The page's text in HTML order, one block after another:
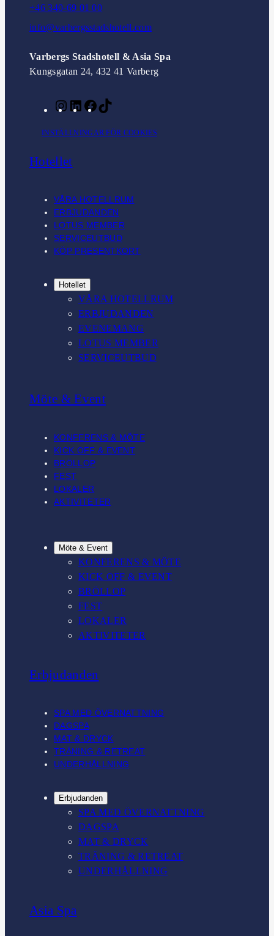
+46 340-69 01 00
info@varbergsstadshotell.com
Varbergs Stadshotell & Asia Spa
Kungsgatan 24, 432 41 Varberg
s
a
a
m
L
n
n
F
c
k
k
INSTÄLLNINGAR FÖR COOKIES
Hotellet
VÅRA HOTELLRUM
ERBJUDANDEN
LOTUS MEMBER
SERVICEUTBUD
KÖP PRESENTKORT
Hotellet
VÅRA HOTELLRUM
ERBJUDANDEN
EVENEMANG
LOTUS MEMBER
SERVICEUTBUD
Möte & Event
KONFERENS & MÖTE
KICK OFF & EVENT
BRÖLLOP
FEST
LOKALER
AKTIVITETER
Möte & Event
KONFERENS & MÖTE
KICK OFF & EVENT
BRÖLLOP
FEST
LOKALER
AKTIVITETER
Erbjudanden
SPA MED ÖVERNATTNING
DAGSPA
MAT & DRYCK
TRÄNING & RETREAT
UNDERHÅLLNING
Erbjudanden
SPA MED ÖVERNATTNING
DAGSPA
MAT & DRYCK
TRÄNING & RETREAT
UNDERHÅLLNING
Asia Spa